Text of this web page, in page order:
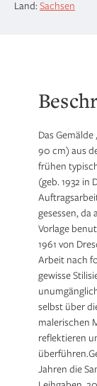
Land: Sachsen
Das
90 cm) aus
frühen
(geb. 1932 in
gesessen,
Vorlage
1961 von
Arbeit nach
gewisse
selbst über
malerischen
reflektieren
Jahren die